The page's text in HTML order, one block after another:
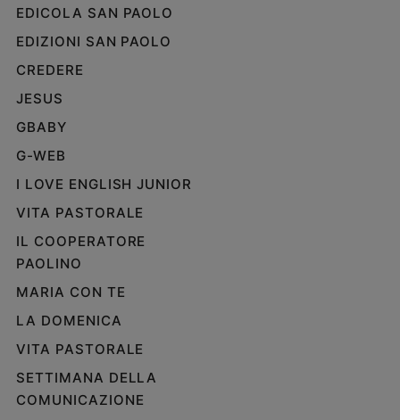
EDICOLA SAN PAOLO
EDIZIONI SAN PAOLO
CREDERE
JESUS
GBABY
G-WEB
I LOVE ENGLISH JUNIOR
VITA PASTORALE
IL COOPERATORE
PAOLINO
MARIA CON TE
LA DOMENICA
VITA PASTORALE
SETTIMANA DELLA
COMUNICAZIONE